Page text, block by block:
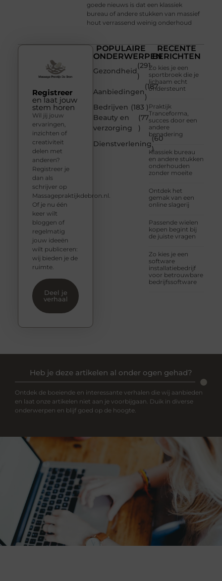
goede nieuws is dat een klassiek
bureau of andere stukken van massief
hout verrassend weinig onderhoud
POPULAIRE
ONDERWERPEN
Gezondheid
(291
)
Aanbiedingen
(187
)
Bedrijven (183 )
Beauty en
verzorging
(77
)
Dienstverlening
(60
)
RECENTE
BERICHTEN
Zo kies je een
sportbroek die je
lichaam echt
ondersteunt
Praktijk
Tranceforma,
succes door een
andere
benadering
Klassiek bureau
en andere stukken
onderhouden
zonder moeite
Ontdek het
gemak van een
online slagerij
Passende wielen
kopen begint bij
de juiste vragen
Zo kies je een
software
installatiebedrijf
voor betrouwbare
bedrijfssoftware
Registreer
en laat jouw
stem horen
Wil jij jouw
ervaringen,
inzichten of
creativiteit
delen met
anderen?
Registreer je
dan als
schrijver op
Massagepraktijkdebron.nl.
Of je nu één
keer wilt
bloggen of
regelmatig
jouw ideeën
wilt publiceren:
wij bieden je de
ruimte.
Deel je
verhaal
Heb je deze artikelen al onder ogen gehad?
Ontdek de boeiende en interessante verhalen die wij aanbieden
en laat onze artikelen niet aan je voorbijgaan. Duik in diverse
onderwerpen en blijf goed op de hoogte.